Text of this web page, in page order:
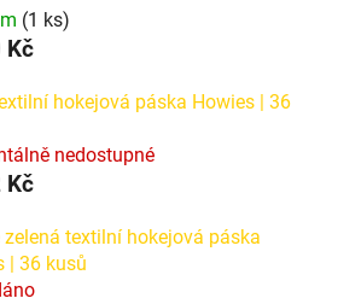
(1 ks)
Kč
hokejová páska Howies | 36
nedostupné
Kč
zelená textilní hokejová páska
| 36 kusů